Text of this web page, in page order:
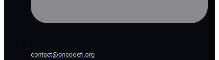
contact@oncodefi.org